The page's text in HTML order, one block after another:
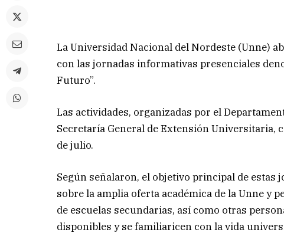
La Universidad Nacional del Nordeste (Unne)
con las jornadas informativas presenciales
Futuro”.
Las actividades, organizadas por el
Secretaría General de Extensión Universitaria,
de julio.
Según señalaron, el objetivo principal de
sobre la amplia oferta académica de la Unne y
de escuelas secundarias, así como otras
disponibles y se familiaricen con la vida